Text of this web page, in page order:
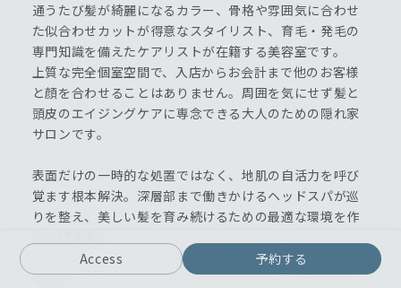
通うたび髪が綺麗になるカラー、骨格や雰囲気に合わせ
た似合わせカットが得意なスタイリスト、育毛・発毛の
専門知識を備えたケアリストが在籍する美容室です。
上質な完全個室空間で、入店からお会計まで他のお客様
と顔を合わせることはありません。周囲を気にせず髪と
頭皮のエイジングケアに専念できる大人のための隠れ家
サロンです。
表面だけの一時的な処置ではなく、地肌の自活力を呼び
覚ます根本解決。深層部まで働きかけるヘッドスパが巡
りを整え、美しい髪を育み続けるための最適な環境を作
10年先も笑顔で毎日が輝ける予防美容をここから始めま
せんか。
Access 予約する